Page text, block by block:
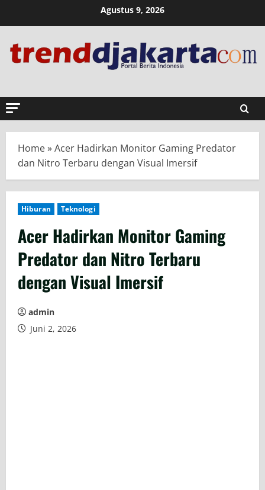
Agustus 9, 2026
Home»Acer Hadirkan Monitor Gaming Predator
dan Nitro Terbaru dengan Visual Imersif
Hiburan Teknologi
Acer Hadirkan Monitor Gaming
Predator dan Nitro Terbaru
dengan Visual Imersif
admin
Juni 2, 2026